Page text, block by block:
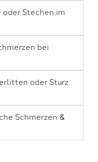
oder Stechen im
bei
oder Sturz
Schmerzen &